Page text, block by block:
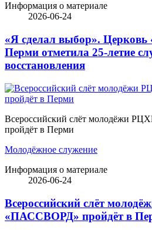
Информация о материале
2026-06-24
«Я сделал выбор». Церковь
Перми отметила 25-летие
восстановления
Всероссийский слёт молодёжи
пройдёт в Перми
Молодёжное служение
Информация о материале
2026-06-24
Всероссийский слёт
«ПАССВОРД» пройдёт в